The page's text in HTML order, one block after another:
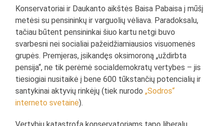
Konservatoriai ir Daukanto aikštės Baisa Pabaisa į mūšį
metėsi su pensininkų ir varguolių vėliava. Paradoksalu,
tačiau būtent pensininkai šiuo kartu netgi buvo
svarbesni nei socialiai pažeidžiamiausios visuomenės
grupės. Premjeras, įsikandęs oksimoroną „uždirbta
pensija“, ne tik perėmė socialdemokratų vertybes – jis
tiesiogiai nusitaikė į bene 600 tūkstančių potencialių ir
santykinai aktyvių rinkėjų (tiek nurodo„Sodros“
interneto svetainė).